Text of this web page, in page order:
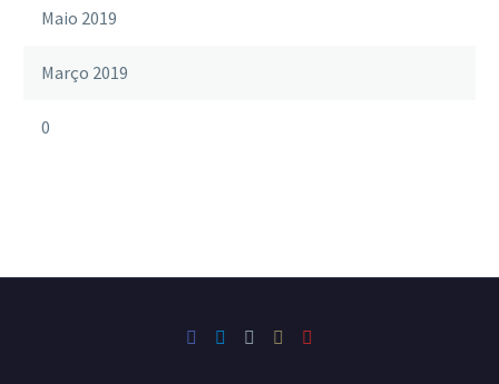
Maio 2019
Março 2019
0